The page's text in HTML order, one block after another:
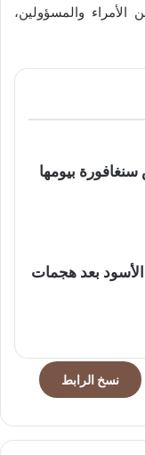
والمسؤولين،
بيومها
الأسود بعد هجمات
نسخ الرابط